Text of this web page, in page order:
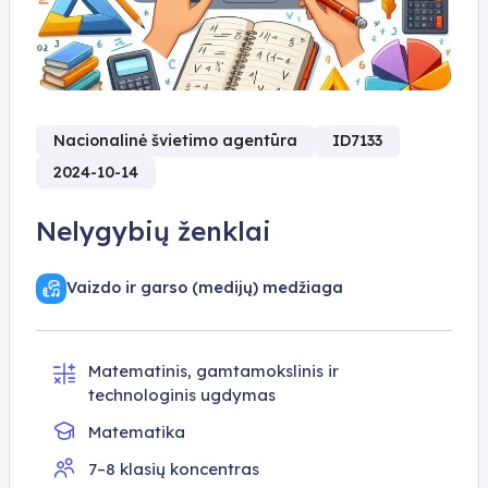
Nacionalinė švietimo agentūra
ID7133
2024-10-14
Nelygybių ženklai
Vaizdo ir garso (medijų) medžiaga
Matematinis, gamtamokslinis ir
technologinis ugdymas
Matematika
7–8 klasių koncentras